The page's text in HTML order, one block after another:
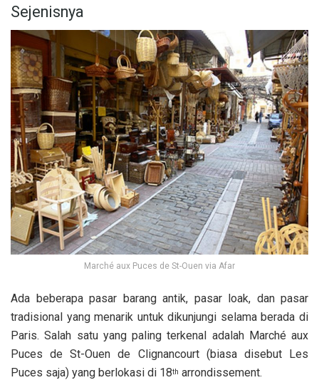
Sejenisnya
Marché aux Puces de St-Ouen via Afar
Ada beberapa pasar barang antik, pasar loak, dan pasar
tradisional yang menarik untuk dikunjungi selama berada di
Paris. Salah satu yang paling terkenal adalah Marché aux
Puces de St-Ouen de Clignancourt (biasa disebut Les
Puces saja) yang berlokasi di 18th arrondissement.